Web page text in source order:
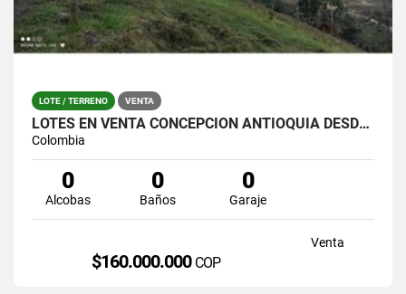
LOTE / TERRENO VENTA
LOTES EN VENTA CONCEPCIÒN ANTIOQUIA DESDE 160 MILLONES
Colombia
0
Alcobas
0
Baños
0
Garaje
Venta
$160.000.000 COP